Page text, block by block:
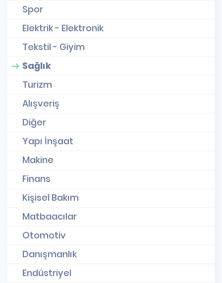
Spor
Elektrik - Elektronik
Tekstil - Giyim
Sağlık
Turizm
Alışveriş
Diğer
Yapı İnşaat
Makine
Finans
Kişisel Bakım
Matbaacılar
Otomotiv
Danışmanlık
Endüstriyel